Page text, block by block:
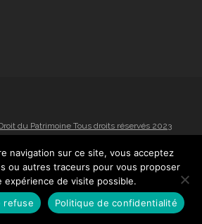
du Patrimoine Tous droits réservés 2023
confidentialité
Politique RGPD
navigation sur ce site, vous acceptez
ou autres traceurs pour vous proposer
expérience de visite possible.
refuse Politique de confidentialité